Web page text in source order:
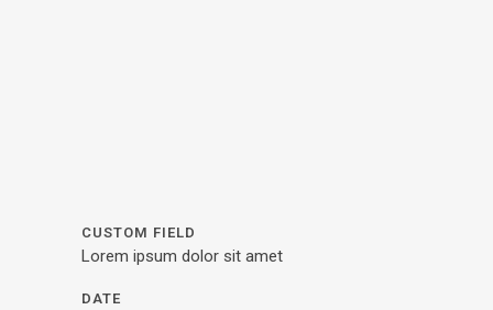
CUSTOM FIELD
Lorem ipsum dolor sit amet
DATE